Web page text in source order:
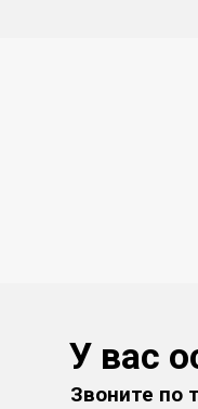
У вас
Звоните по